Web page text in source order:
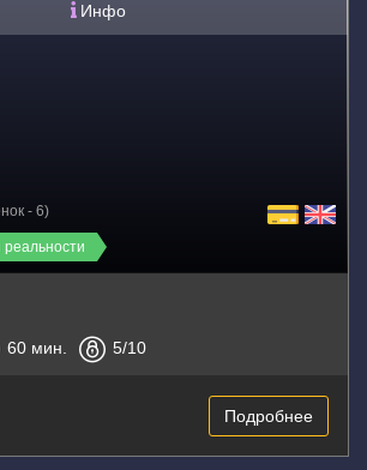
Инфо
реальности
- 6)
60 мин. 5/10
Подробнее